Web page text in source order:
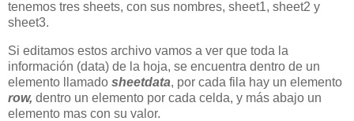
tenemos tres sheets, con sus nombres, sheet1, sheet2 y
sheet3.
Si editamos estos archivo vamos a ver que toda la
información (data) de la hoja, se encuentra dentro de un
elemento llamado sheetdata, por cada fila hay un elemento
row, dentro un elemento por cada celda, y más abajo un
elemento mas con su valor.